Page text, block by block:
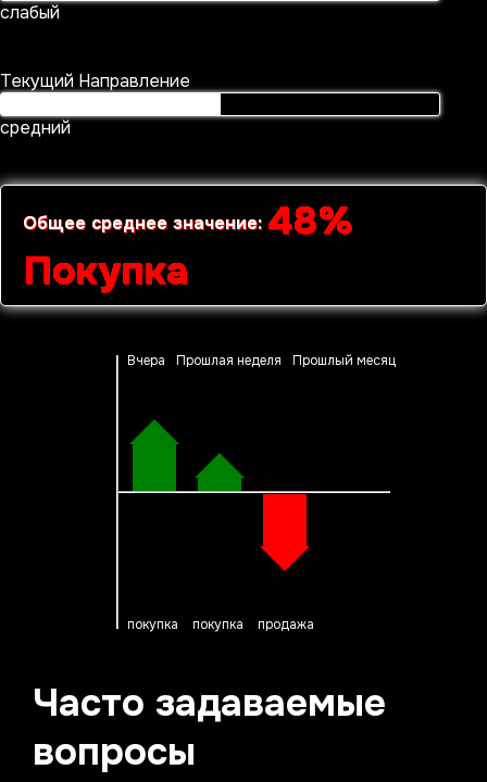
слабый
Текущий Направление
средний
Общее среднее значение: 48%
Покупка
Вчера Прошлая неделя Прошлый месяц
покупка покупка продажа
Часто задаваемые
вопросы